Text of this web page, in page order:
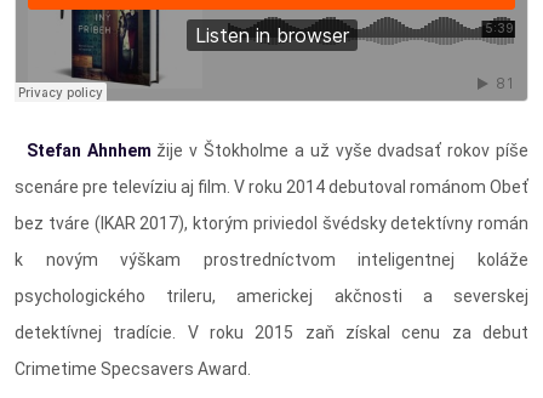
Stefan Ahnhem žije v Štokholme a už vyše dvadsať rokov píše
scenáre pre televíziu aj film. V roku 2014 debutoval románom Obeť
bez tváre (IKAR 2017), ktorým priviedol švédsky detektívny román
k novým výškam prostredníctvom inteligentnej koláže
psychologického trileru, americkej akčnosti a severskej
detektívnej tradície. V roku 2015 zaň získal cenu za debut
Crimetime Specsavers Award.